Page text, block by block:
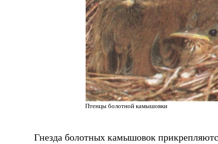
Птенцы болотной камышовки
Гнезда болотных камышовок